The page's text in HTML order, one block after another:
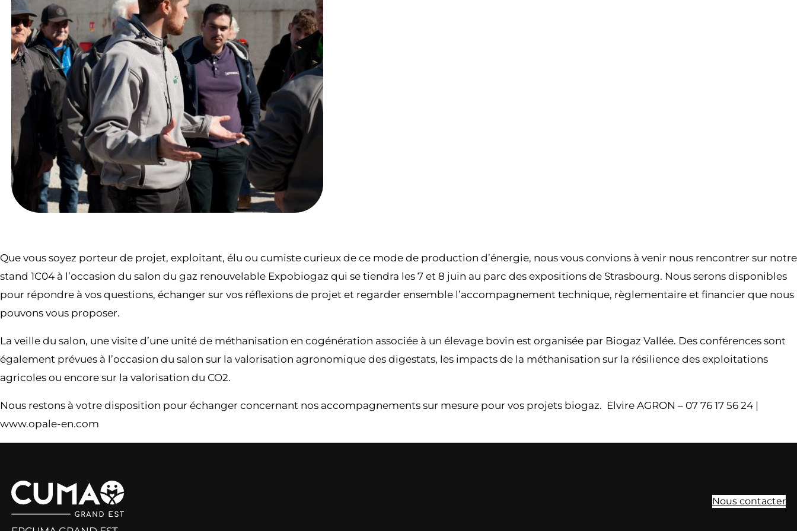
Que vous soyez porteur de projet, exploitant, élu ou cumiste curieux de ce mode de production d’énergie, nous vous convions à venir nous rencontrer sur notre
stand 1C04 à l’occasion du salon du gaz renouvelable Expobiogaz qui se tiendra les 7 et 8 juin au parc des expositions de Strasbourg. Nous serons disponibles
pour répondre à vos questions, échanger sur vos réflexions de projet et regarder ensemble l’accompagnement technique, règlementaire et financier que nous
pouvons vous proposer.
La veille du salon, une visite d’une unité de méthanisation en cogénération associée à un élevage bovin est organisée par Biogaz Vallée. Des conférences sont
également prévues à l’occasion du salon sur la valorisation agronomique des digestats, les impacts de la méthanisation sur la résilience des exploitations
agricoles ou encore sur la valorisation du CO2.
Nous restons à votre disposition pour échanger concernant nos accompagnements sur mesure pour vos projets biogaz. Elvire AGRON – 07 76 17 56 24 |
www.opale-en.com
Nous contacter